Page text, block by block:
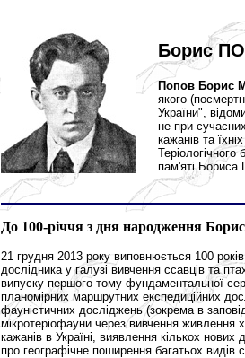
Борис
Попов Борис
якого
України",
не при
кажанів та
пам'яті Бориса
До 100-річчя з дня народження
21 грудня 2013 року виповнюється 100
дослідника у галузі вивчення ссавців та
випуску першого тому фундаментальної
планомірних маршрутних експедиційних
фауністичних досліджень (зокрема в
мікротеріофауни через вивчення живлення
кажанів в Україні, виявлення кількох
про географічне поширення багатьох видів